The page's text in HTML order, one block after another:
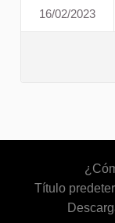
16/02/2023
Título